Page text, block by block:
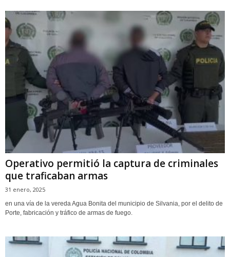
Operativo permitió la captura de criminales
que traficaban armas
31 enero, 2025
en una vía de la vereda Agua Bonita del municipio de Silvania, por el delito de
Porte, fabricación y tráfico de armas de fuego.